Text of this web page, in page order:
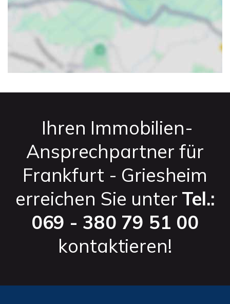
Ihren Immobilien-
Ansprechpartner für
Frankfurt - Griesheim
erreichen Sie unter Tel.:
069 - 380 79 51 00
kontaktieren!